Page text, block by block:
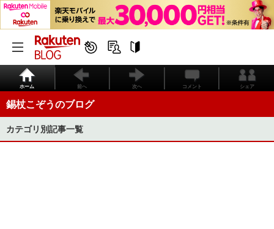
ホーム 前へ 次へ コメント シェア
錫杖こぞうのブログ
カテゴリ別記事一覧